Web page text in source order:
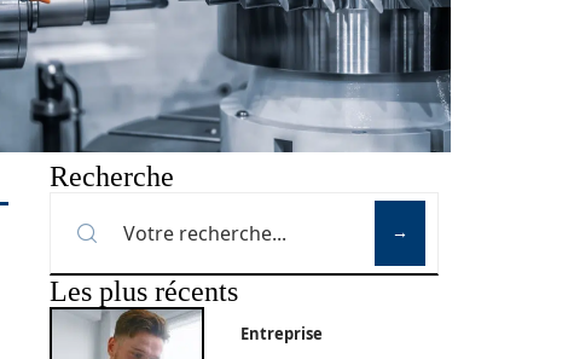
Recherche
Les plus récents
Entreprise